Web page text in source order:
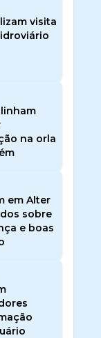
visita
na orla
em Alter
sobre
e boas